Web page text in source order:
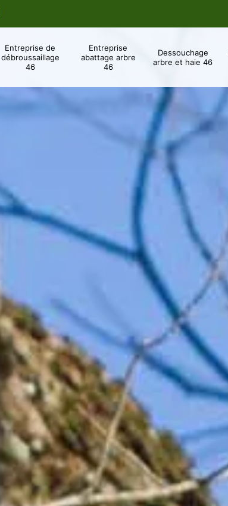
Entreprise de
débroussaillage
46
Entreprise
abattage arbre
46
Dessouchage
arbre et haie 46